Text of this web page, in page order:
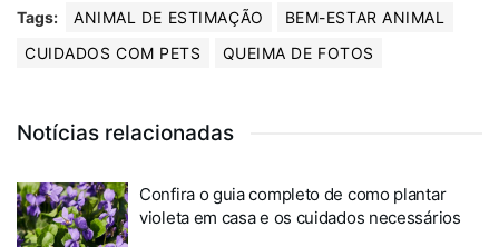
Tags: ANIMAL DE ESTIMAÇÃO
BEM-ESTAR ANIMAL
CUIDADOS COM PETS
QUEIMA DE FOTOS
Notícias relacionadas
Confira o guia completo de como plantar
violeta em casa e os cuidados necessários